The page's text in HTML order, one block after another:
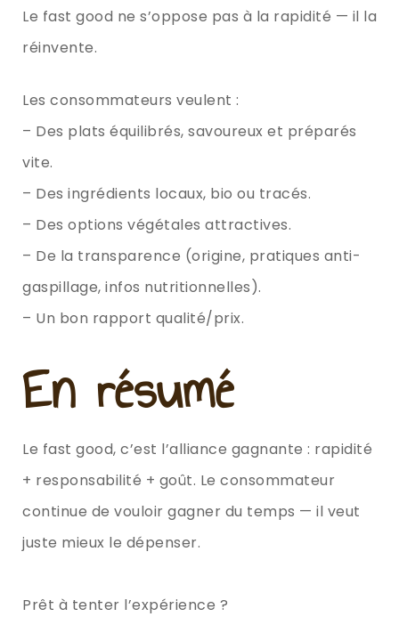
Le fast good ne s’oppose pas à la rapidité — il la
réinvente.
Les consommateurs veulent :
– Des plats équilibrés, savoureux et préparés
vite.
– Des ingrédients locaux, bio ou tracés.
– Des options végétales attractives.
– De la transparence (origine, pratiques anti-
gaspillage, infos nutritionnelles).
– Un bon rapport qualité/prix.
En résumé
Le fast good, c’est l’alliance gagnante : rapidité
+ responsabilité + goût. Le consommateur
continue de vouloir gagner du temps — il veut
juste mieux le dépenser.
Prêt à tenter l’expérience ?